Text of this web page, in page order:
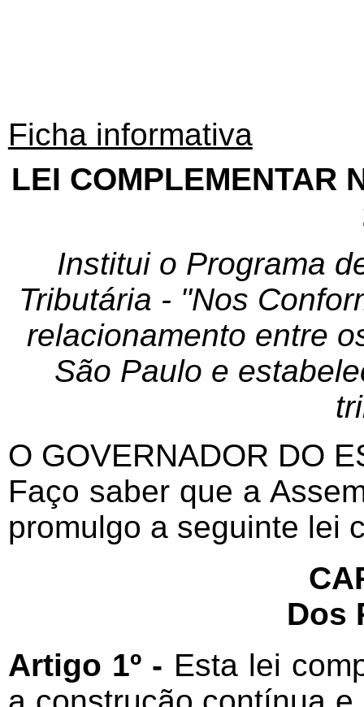
Ficha informativa
LEI COMPLEMENTAR
Institui o Programa
Tributária - "Nos
relacionamento entre
São Paulo e
O GOVERNADOR DO
Faço saber que a
promulgo a seguinte lei
Dos
Artigo 1º - Esta lei